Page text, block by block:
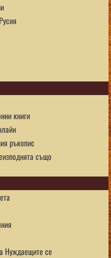
книги
ръкопис
също
Нуждаещите се